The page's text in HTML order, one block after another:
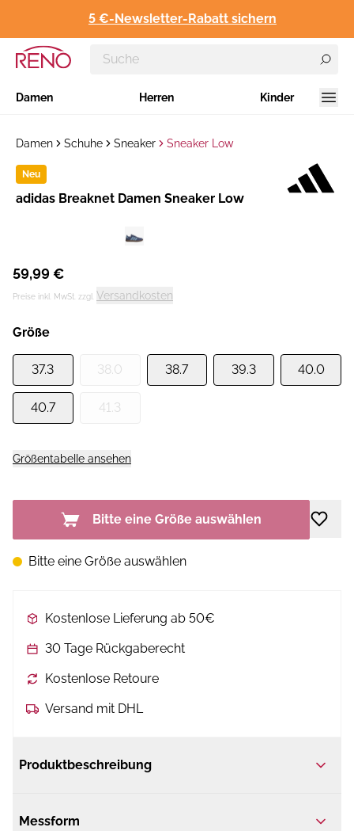
5 €-Newsletter-Rabatt sichern
Damen Herren Kinder
Damen Schuhe Sneaker Sneaker Low
Neu
Hersteller:
adidas Breaknet Damen Sneaker Low
59,99 €
Preise inkl. MwSt. zzgl. Versandkosten
Größe
37.3 38.0 38.7 39.3 40.0
40.7 41.3
Größentabelle ansehen
Bitte eine Größe auswählen
Bitte eine Größe auswählen
Kostenlose Lieferung ab 50€
30 Tage Rückgaberecht
Kostenlose Retoure
Versand mit DHL
Produktbeschreibung
Messform